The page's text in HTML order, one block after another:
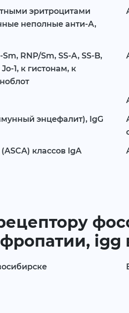
эритроцитами
неполные анти-А,
RNP/Sm, SS-A, SS-B,
1, к гистонам, к
энцефалит), IgG
классов IgA
igg